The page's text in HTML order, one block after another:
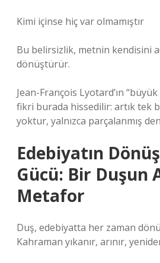
Kimi içinse hiç var olmamıştır
Bu belirsizlik, metnin kendisini
dönüştürür.
Jean-François Lyotard’ın
fikri burada hissedilir: artık tek
yoktur, yalnızca parçalanmış
Edebiyatın
Gücü: Bir Duşun
Metafor
Duş, edebiyatta her zaman
Kahraman yıkanır, arınır,